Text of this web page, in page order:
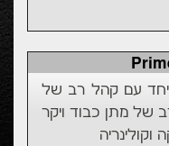
יחד עם קהל רב של
של מתן כבוד ויקר
וקולינריה